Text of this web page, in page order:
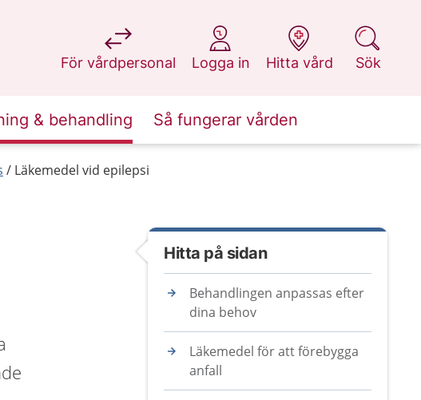
För vårdpersonal
på 1177.se
Logga in
på 1177.se
Hitta vård
på 1177.se
Sök
på 1177.se
& behandling Så fungerar vården
Läkemedel vid epilepsi
Hitta på sidan
Behandlingen anpassas efter
dina behov
Läkemedel för att förebygga
anfall